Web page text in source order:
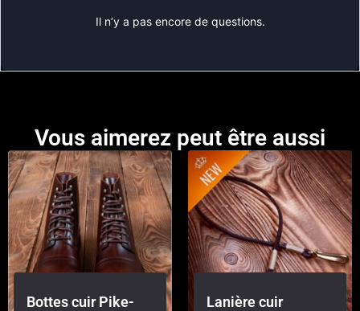
Il n’y a pas encore de questions.
Vous aimerez peut être aussi
Bottes cuir Pike-
Lanière cuir